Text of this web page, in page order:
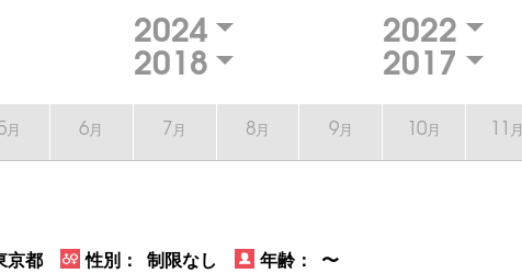
2024 2022
2018 2017
月 6月 7月 8月 9月 10月 11 月
京都 性別： 制限なし 年齢： 〜